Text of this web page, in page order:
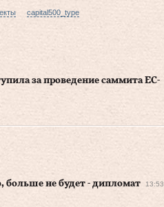
capital500_type
за проведение саммита ЕС-
больше не будет - дипломат
13:53